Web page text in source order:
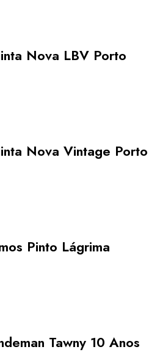
Nova LBV Porto
Nova Vintage Porto
Pinto Lágrima
Tawny 10 Anos